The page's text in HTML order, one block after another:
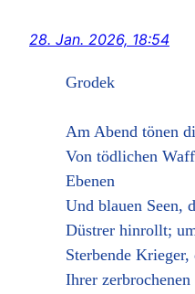
28. Jan. 2026, 18:54
Grodek
Am Abend tönen
Von tödlichen
Ebenen
Und blauen Seen,
Düstrer hinrollt;
Sterbende
Ihrer